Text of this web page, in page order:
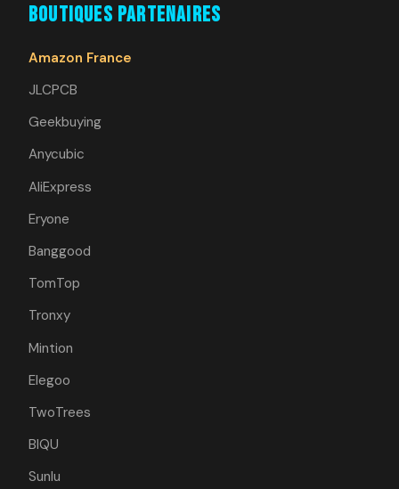
Boutiques Partenaires
Amazon France
JLCPCB
Geekbuying
Anycubic
AliExpress
Eryone
Banggood
TomTop
Tronxy
Mintion
Elegoo
TwoTrees
BIQU
Sunlu